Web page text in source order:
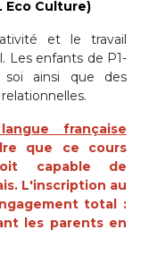
Eco Culture)
et le travail
Les enfants de P1-
ainsi que des
française
que ce cours
capable de
L'inscription au
total :
les parents en